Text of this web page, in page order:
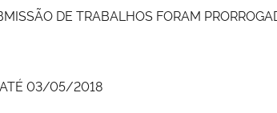
DE TRABALHOS FORAM
ATÉ 03/05/2018